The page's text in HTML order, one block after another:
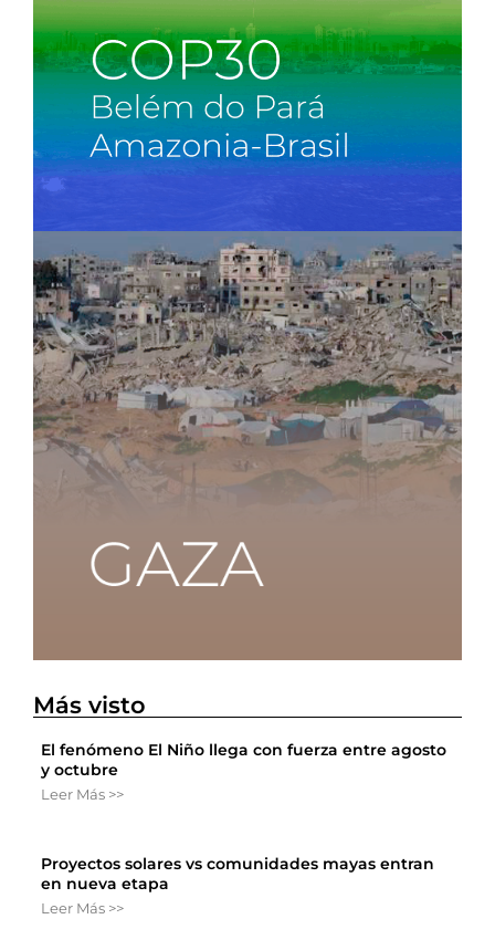
Más visto
El fenómeno El Niño llega con fuerza entre agosto
y octubre
Leer Más >>
Proyectos solares vs comunidades mayas entran
en nueva etapa
Leer Más >>